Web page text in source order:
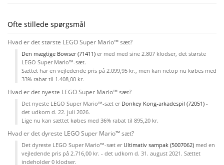
Ofte stillede spørgsmål
Hvad er det største LEGO Super Mario™ sæt?
Den mægtige Bowser (71411) er med med sine 2.807 klodser, det største
LEGO Super Mario™-sæt.
Sættet har en vejledende pris på 2.099,95 kr., men kan netop nu købes med
33% rabat til 1.408,00 kr.
Hvad er det nyeste LEGO Super Mario™ sæt?
Det nyeste LEGO Super Mario™-sæt er Donkey Kong-arkadespil (72051) -
det udkom d. 22. juli 2026.
Lige nu kan sættet købes med 36% rabat til 895,20 kr.
Hvad er det dyreste LEGO Super Mario™ sæt?
Det dyreste LEGO Super Mario™-sæt er Ultimativ sampak (5007062) med en
vejledende pris på 2.716,00 kr. - det udkom d. 31. august 2021. Sættet
indeholder 0 klodser.